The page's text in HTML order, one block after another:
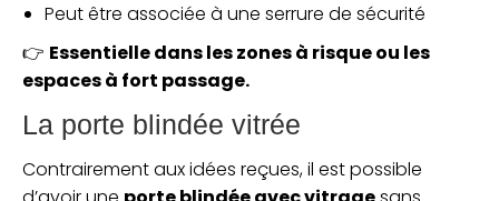
Peut être associée à une serrure de sécurité
👉 Essentielle dans les zones à risque ou les
espaces à fort passage.
La porte blindée vitrée
Contrairement aux idées reçues, il est possible